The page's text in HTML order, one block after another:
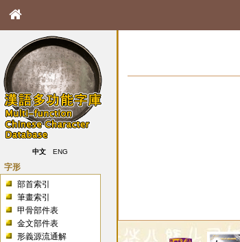
中文 ENG
字形
部首索引
筆畫索引
甲骨部件表
金文部件表
形義源流通解